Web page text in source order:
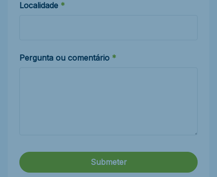
Localidade
Pergunta ou comentário
Submeter